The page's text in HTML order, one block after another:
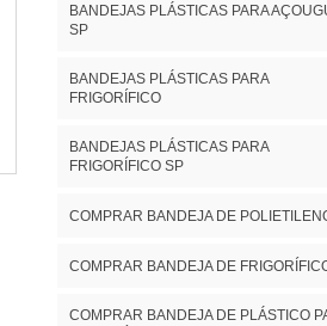
BANDEJAS PLÁSTICAS PARA
SP
BANDEJAS PLÁSTICAS PARA
FRIGORÍFICO
BANDEJAS PLÁSTICAS PARA
FRIGORÍFICO SP
COMPRAR BANDEJA DE
COMPRAR BANDEJA DE
COMPRAR BANDEJA DE PLÁSTICO